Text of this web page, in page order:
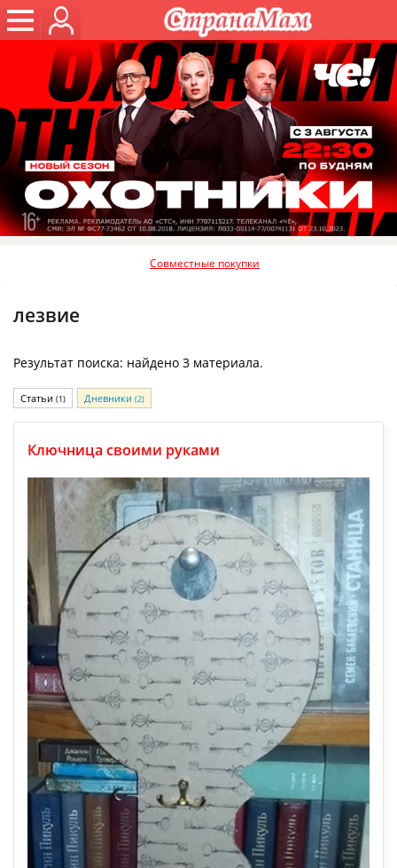
Совместные покупки
лезвие
Результат поиска: найдено 3 материала.
Статьи (1) Дневники (2)
Ключница своими руками